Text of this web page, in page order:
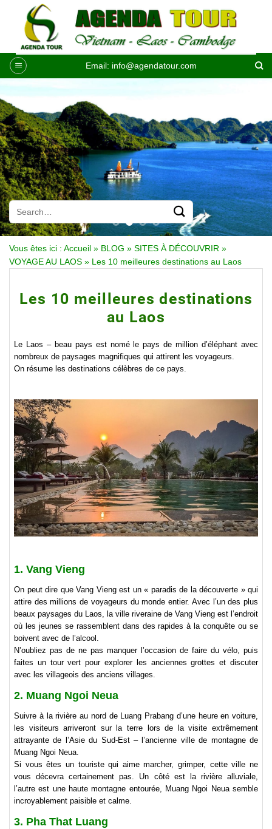
contenu
Email: info@agendatour.com
Vous êtes ici : Accueil » BLOG » SITES À DÉCOUVRIR »
VOYAGE AU LAOS » Les 10 meilleures destinations au Laos
Les 10 meilleures destinations
au Laos
Le Laos – beau pays est nomé le pays de million d’éléphant avec
nombreux de paysages magnifiques qui attirent les voyageurs.
On résume les destinations célèbres de ce pays.
1. Vang Vieng
On peut dire que Vang Vieng est un « paradis de la découverte » qui
attire des millions de voyageurs du monde entier. Avec l’un des plus
beaux paysages du Laos, la ville riveraine de Vang Vieng est l’endroit
où les jeunes se rassemblent dans des rapides à la conquête ou se
boivent avec de l’alcool.
N’oubliez pas de ne pas manquer l’occasion de faire du vélo, puis
faites un tour vert pour explorer les anciennes grottes et discuter
avec les villageois des anciens villages.
2. Muang Ngoi Neua
Suivre à la rivière au nord de Luang Prabang d’une heure en voiture,
les visiteurs arriveront sur la terre lors de la visite extrêmement
attrayante de l’Asie du Sud-Est – l’ancienne ville de montagne de
Muang Ngoi Neua.
Si vous êtes un touriste qui aime marcher, grimper, cette ville ne
vous décevra certainement pas. Un côté est la rivière alluviale,
l’autre est une haute montagne entourée, Muang Ngoi Neua semble
incroyablement paisible et calme.
3. Pha That Luang